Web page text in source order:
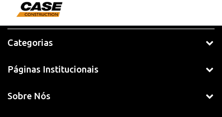
Categorias
Páginas Institucionais
Sobre Nós